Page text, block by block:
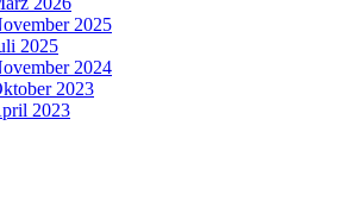
2025
2025
2024
2023
2023